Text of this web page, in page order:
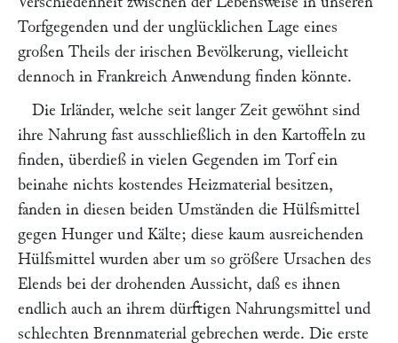
Torfgegenden und der unglücklichen Lage eines
großen Theils der irischen Bevölkerung, vielleicht
dennoch in Frankreich Anwendung finden könnte.
Die Irländer, welche seit langer Zeit gewöhnt sind
ihre Nahrung fast ausschließlich in den Kartoffeln zu
finden, überdieß in vielen Gegenden im Torf ein
beinahe nichts kostendes Heizmaterial besitzen,
fanden in diesen beiden Umständen die Hülfsmittel
gegen Hunger und Kälte; diese kaum ausreichenden
Hülfsmittel wurden aber um so größere Ursachen des
Elends bei der drohenden Aussicht, daß es ihnen
endlich auch an ihrem dürftigen Nahrungsmittel und
schlechten Brennmaterial gebrechen werde. Die erste